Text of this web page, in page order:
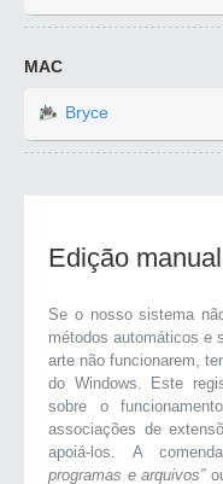
MAC
Bryce
Edição
Se o nosso sistema
métodos automáticos e
arte não funcionarem,
do Windows. Este
sobre o
associações de
apoiá-los. A
programas e arquivos”